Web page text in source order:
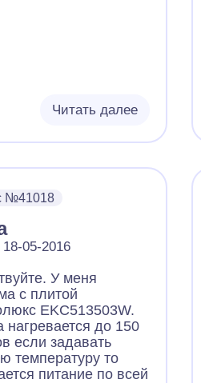
не нагревается и не
А вот ручка
рядом с ней. Но
подсветка
в чем проблема.
ли выезд вашего
Спасибо.
Читать далее
№41018
05-2016
У меня
с плитой
EKC513503W.
нагревается до 150
если задавать
температуру то
питание по всей